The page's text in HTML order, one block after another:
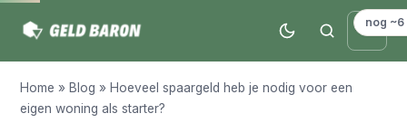
Home » Blog » Hoeveel spaargeld heb je nodig voor een
eigen woning als starter?
nog ~6